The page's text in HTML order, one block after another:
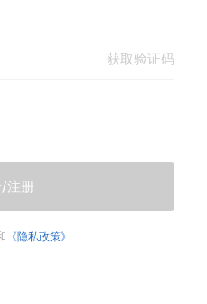
获取验证码
《隐私政策》
注册